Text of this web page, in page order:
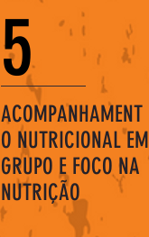
5
ACOMPANHAMENT
O NUTRICIONAL EM
GRUPO E FOCO NA
NUTRIÇÃO